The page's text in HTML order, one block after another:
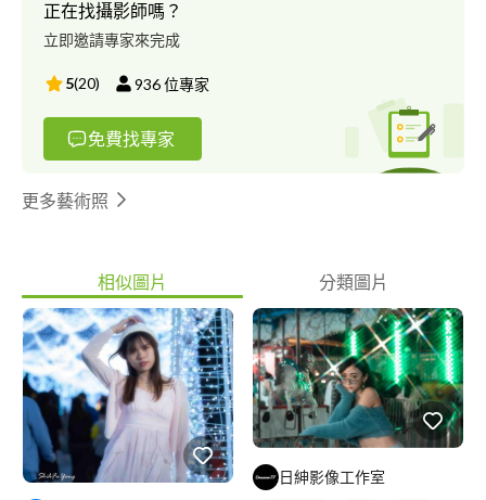
正在找攝影師嗎？
立即邀請專家來完成
5(20) 936位專家
免費找專家
更多藝術照
相似圖片 分類圖片
日紳影像工作室